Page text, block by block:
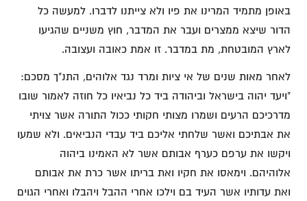
באופן מתמיד המרינו את פיו ולא צייתנו לדברו. למעשה כל
הדור שיצא ממצרים ועבר את המדבר, חוץ משניים שהגיעו
לארץ המובטחת, מת במדבר. זו אמת כאובה ועצובה.
לאחר מאות שנים של אי ציות ומרד נגד אלוהים, התנ"ך מסכם:
"ויעד יהוה בישראל וביהודה ביד כל נביאיו כל חוזה לאמור שובו
מדרכיכם הרעים ושמרו מצותי חקותי ככול התורה אשר צויתי
את אבתיכם ואשר שלחתי אליכם ביד עבדי הנביאים. ולא שמעו
ויקשו את ערפם כערף אבותם אשר לא האמינו ביהוה
אלוהיהם. וימאסו את חקיו ואת בריתו אשר כרת את אבותם
ואת עדותיו אשר העיד בם וילכו אחרי ההבל ויהבלו ואחרי הגוים